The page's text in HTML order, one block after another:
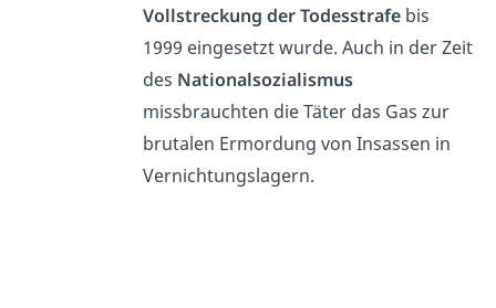
Vollstreckung der Todesstrafe bis
1999 eingesetzt wurde. Auch in der Zeit
des Nationalsozialismus
missbrauchten die Täter das Gas zur
brutalen Ermordung von Insassen in
Vernichtungslagern.